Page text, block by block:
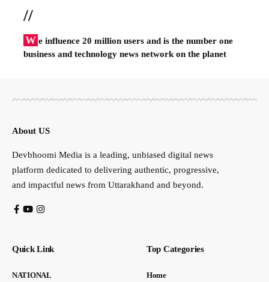
//
W e influence 20 million users and is the number one
business and technology news network on the planet
About US
Devbhoomi Media is a leading, unbiased digital news
platform dedicated to delivering authentic, progressive,
and impactful news from Uttarakhand and beyond.
Quick Link
NATIONAL
Top Categories
Home